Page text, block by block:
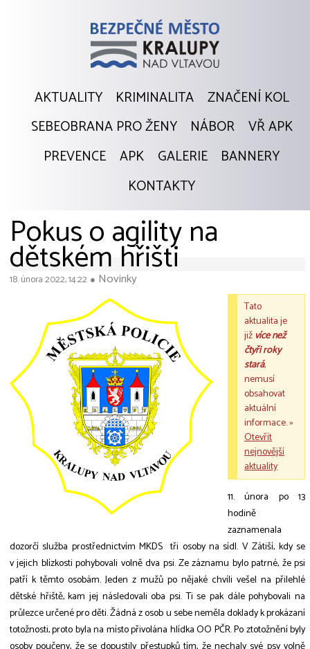
AKTUALITY KRIMINALITA
ZNAČENÍ KOL
SEBEOBRANA PRO ŽENY
NÁBOR
VŘ APK
PREVENCE
APK GALERIE
BANNERY
KONTAKTY
Pokus o agility na
dětském hřišti
18. února 2022, 14:22 ● Novinky
Tato
aktualita je
jižvíce než
čtyři roky
stará,
nemusí
obsahovat
aktuální
informace. »
Otevřít
nejnovější
aktuality
11. února po 13
hodině
zaznamenala
dozorčí služba prostřednictvím MKDS tři osoby na sídl. V Zátiší, kdy se
v jejich blízkosti pohybovali volně dva psi. Ze záznamu bylo patrné, že psi
patří k těmto osobám. Jeden z mužů po nějaké chvíli vešel na přilehlé
dětské hřiště, kam jej následovali oba psi. Ti se pak dále pohybovali na
průlezce určené pro děti. Žádná z osob u sebe neměla doklady k prokázaní
totožnosti, proto byla na místo přivolána hlídka OO PČR. Po ztotožnění byly